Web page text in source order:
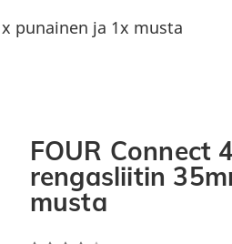
punainen ja 1x musta
FOUR Connect
rengasliitin
musta